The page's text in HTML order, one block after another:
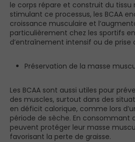
le corps répare et construit du tissu
stimulant ce processus, les BCAA
croissance musculaire et
particulièrement chez les sportifs
d’entraînement intensif ou de prise
Préservation de la masse
Les BCAA sont aussi utiles pour
des muscles, surtout dans des
en déficit calorique, comme lors
période de sèche. En consommant
peuvent protéger leur masse
favorisant la perte de graisse.